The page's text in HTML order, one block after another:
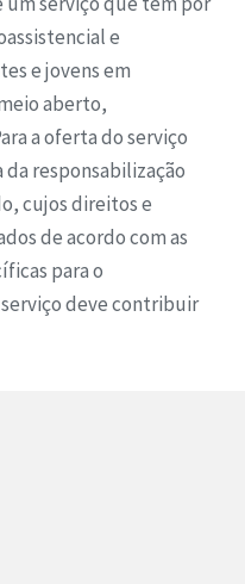
e
e jovens em
aberto,
a oferta do serviço
da responsabilização
cujos direitos e
de acordo com as
para o
deve contribuir